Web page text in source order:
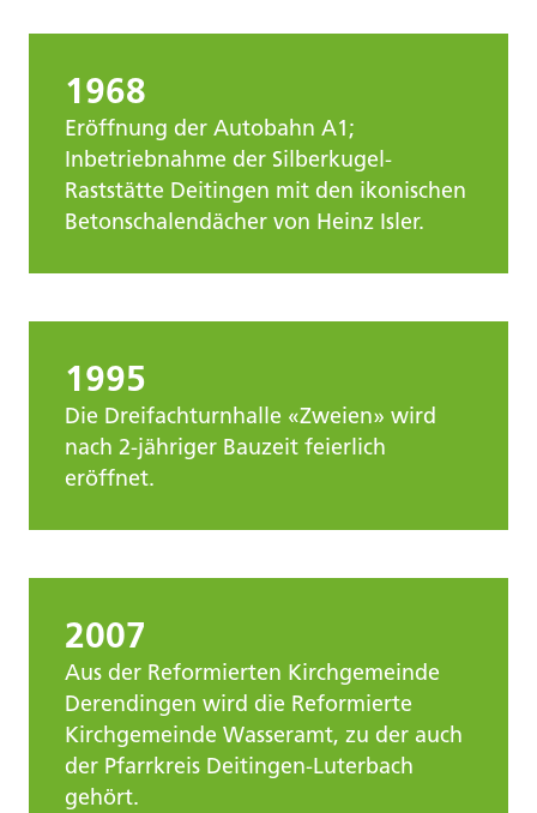
1968
Eröffnung der Autobahn A1;
Inbetriebnahme der Silberkugel-
Raststätte Deitingen mit den ikonischen
Betonschalendächer von Heinz Isler.
1995
Die Dreifachturnhalle «Zweien» wird
nach 2-jähriger Bauzeit feierlich
eröffnet.
2007
Aus der Reformierten Kirchgemeinde
Derendingen wird die Reformierte
Kirchgemeinde Wasseramt, zu der auch
der Pfarrkreis Deitingen-Luterbach
gehört.